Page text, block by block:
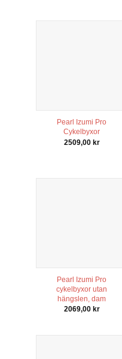
Pearl Izumi Pro
Cykelbyxor
2509,00 kr
Pearl Izumi Pro
cykelbyxor utan
hängslen, dam
2069,00 kr